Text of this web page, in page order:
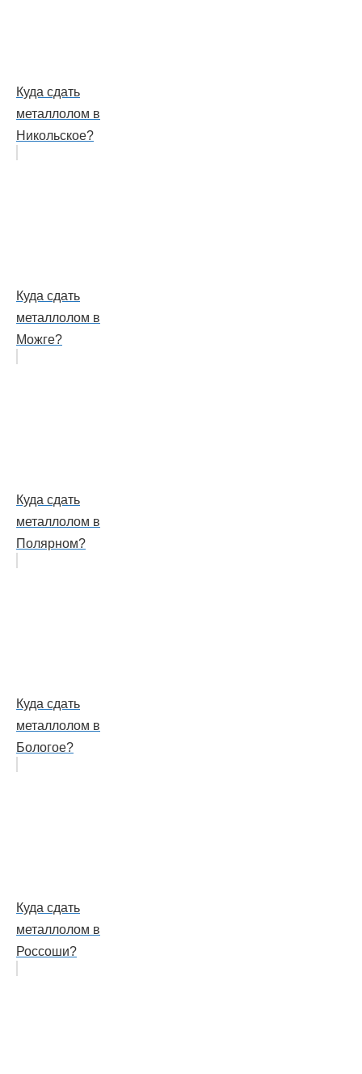
Куда сдать
металлолом в
Никольское?
Куда сдать
металлолом в
Можге?
Куда сдать
металлолом в
Полярном?
Куда сдать
металлолом в
Бологое?
Куда сдать
металлолом в
Россоши?